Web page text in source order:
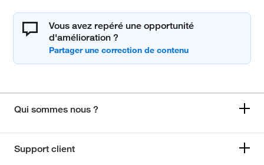
Vous avez repéré une opportunité
d'amélioration ?
Qui sommes nous ?
Support client